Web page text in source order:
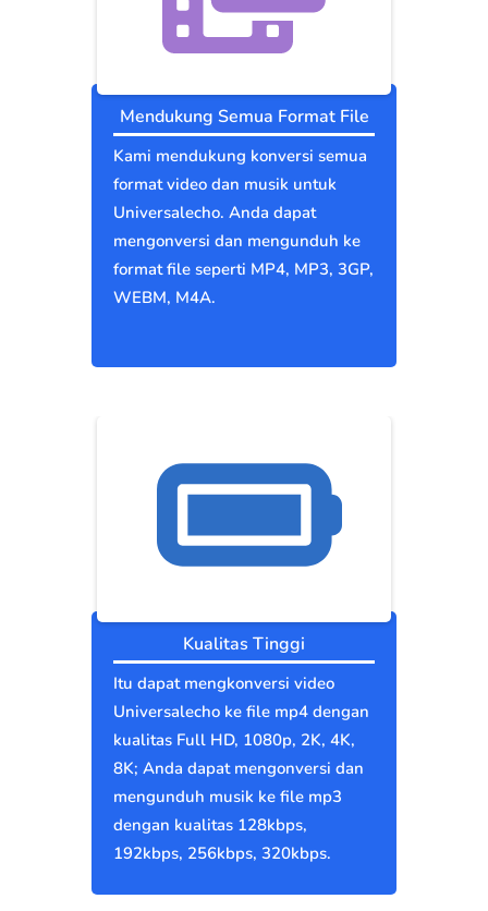
Mendukung Semua Format File
Kami mendukung konversi semua
format video dan musik untuk
Universalecho. Anda dapat
mengonversi dan mengunduh ke
format file seperti MP4, MP3, 3GP,
WEBM, M4A.
Kualitas Tinggi
Itu dapat mengkonversi video
Universalecho ke file mp4 dengan
kualitas Full HD, 1080p, 2K, 4K,
8K; Anda dapat mengonversi dan
mengunduh musik ke file mp3
dengan kualitas 128kbps,
192kbps, 256kbps, 320kbps.